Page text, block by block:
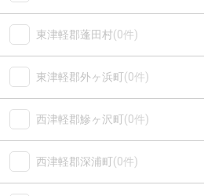
東津軽郡蓬田村(0件)
東津軽郡外ヶ浜町(0件)
西津軽郡鰺ヶ沢町(0件)
西津軽郡深浦町(0件)